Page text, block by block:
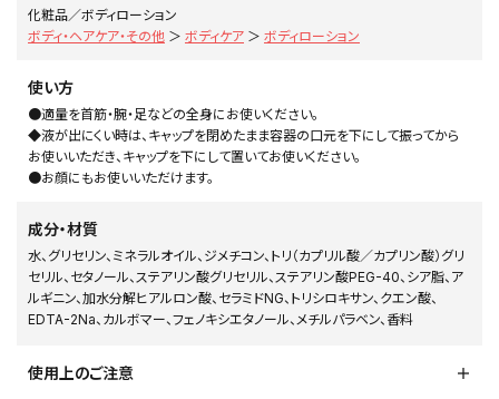
化粧品／ボディローション
ボディ・ヘアケア・その他 ＞ ボディケア ＞ ボディローション
使い方
●適量を首筋・腕・足などの全身にお使いください。
◆液が出にくい時は、キャップを閉めたまま容器の口元を下にして振ってから
お使いいただき、キャップを下にして置いてお使いください。
●お顔にもお使いいただけます。
成分・材質
水、グリセリン、ミネラルオイル、ジメチコン、トリ（カプリル酸／カプリン酸）グリ
セリル、セタノール、ステアリン酸グリセリル、ステアリン酸PEG-40、シア脂、ア
ルギニン、加水分解ヒアルロン酸、セラミドNG、トリシロキサン、クエン酸、
EDTA-2Na、カルボマー、フェノキシエタノール、メチルパラベン、香料
使用上のご注意